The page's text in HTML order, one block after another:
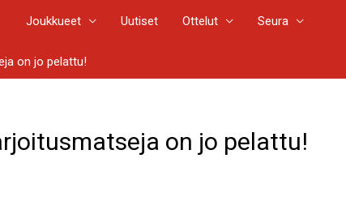
Joukkueet Uutiset Ottelut Seura
on jo pelattu!
on jo pelattu!